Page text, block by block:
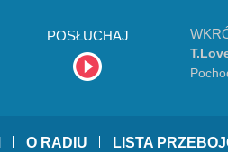
POSŁUCHAJ
O RADIU LISTA